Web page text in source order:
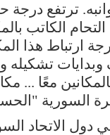
ترتفع درجة
الكاتب
ارتباط هذا
وبدايات تشكيله
معًا ...
السورية "
في دول الاتحاد